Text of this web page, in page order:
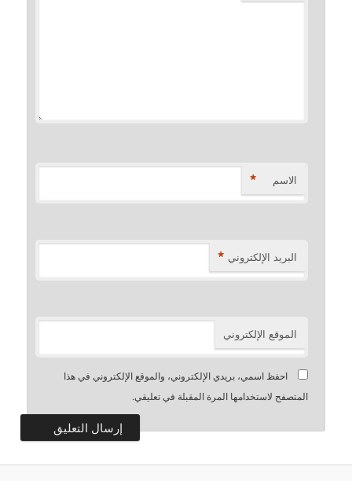
الاسم *
البريد الإلكتروني *
الموقع الإلكتروني
احفظ اسمي، بريدي الإلكتروني، والموقع الإلكتروني في هذا
المتصفح لاستخدامها المرة المقبلة في تعليقي.